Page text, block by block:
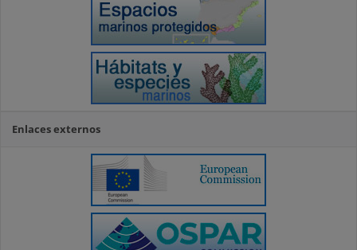
Enlaces externos